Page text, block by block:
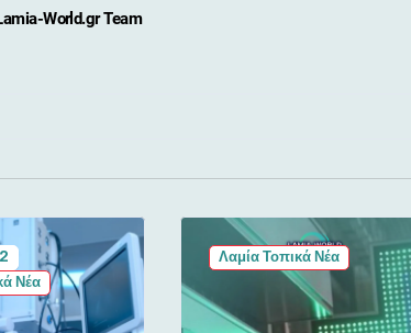
World.gr Team
Νέα
Λαμία Τοπικά Νέα